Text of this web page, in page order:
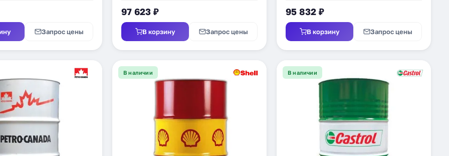
Запрос цены
97 623 ₽
В корзину Запрос цены
95 832 ₽
В корзину Запрос цены
В наличии В наличии